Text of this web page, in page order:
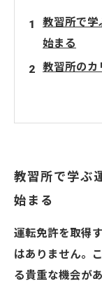
教習所で学
始まる
教習所のカ
初心者で
運転技術を
教習所での
広がり
運転免許取
活かす
教習所で学ぶ
始まる
運転免許を取得
はありません。
る貴重な機会が